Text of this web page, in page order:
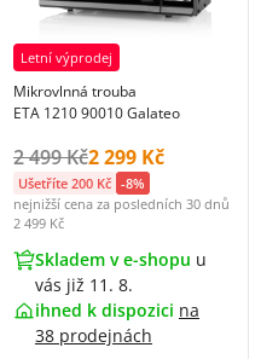
Letní výprodej
Mikrovlnná trouba
ETA 1210 90010 Galateo
Původní cena s DPH:
2 499 KčCena s DPH:
2 299 Kč
Ušetříte 200 Kč -8%
nejnižší cena za posledních 30 dnů
2 499 Kč
Skladem v e-shopu u
vás již 11. 8.
ihned k dispozici na
38 prodejnách